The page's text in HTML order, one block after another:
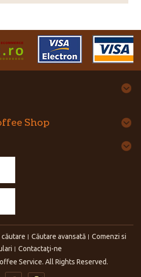
Shop
căutare Căutare avansată
Comenzi si
Contactaţi-ne
Service. All Rights Reserved.